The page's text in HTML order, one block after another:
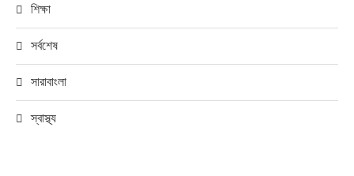
শিক্ষা
সর্বশেষ
সারাবাংলা
স্বাস্থ্য